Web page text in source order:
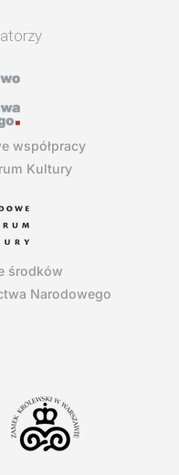
współpracy
Kultury
środków
Narodowego